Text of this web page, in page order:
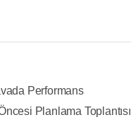
Performans
Planlama Toplantısı